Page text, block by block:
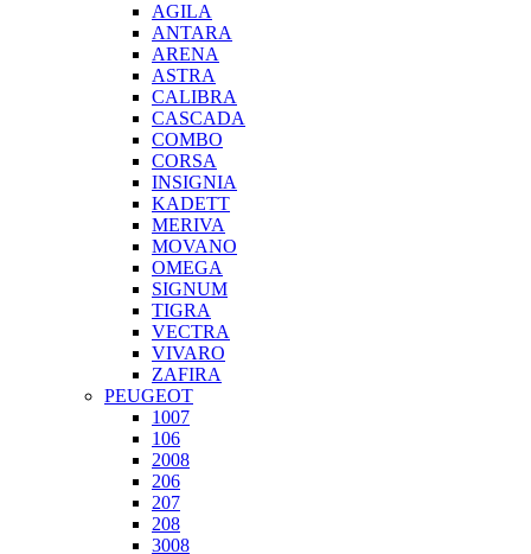
AGILA
ANTARA
ARENA
ASTRA
CALIBRA
CASCADA
COMBO
CORSA
INSIGNIA
KADETT
MERIVA
MOVANO
OMEGA
SIGNUM
TIGRA
VECTRA
VIVARO
ZAFIRA
PEUGEOT
1007
106
2008
206
207
208
3008